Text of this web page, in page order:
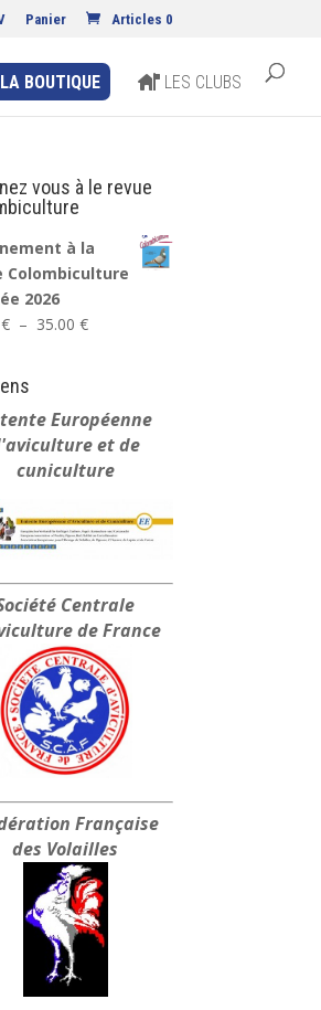
Panier Articles 0
LA BOUTIQUE LES CLUBS
vous à le revue
à la
Colombiculture
2026
€ – 35.00€Plage
à
35.00 €
Européenne
et de
cuniculture
Centrale
de France
Française
des Volailles